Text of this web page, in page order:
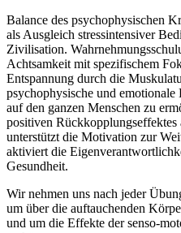
Balance des psychophysischen
als Ausgleich stressintensiver
Zivilisation.
Achtsamkeit mit spezifischem
Entspannung durch die
psychophysische und
auf den ganzen Menschen zu
positiven Rückkopplungseffektes
unterstützt die Motivation zur
aktiviert die
Gesundheit.
Wir nehmen uns nach jeder
um über die auftauchenden
und um die Effekte der senso-